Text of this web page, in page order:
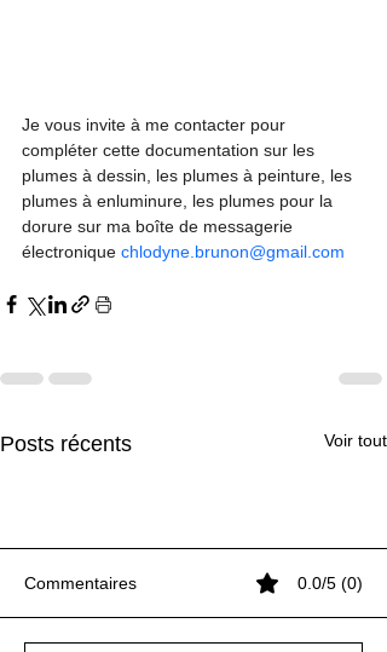
Je vous invite à me contacter pour
compléter cette documentation sur les
plumes à dessin, les plumes à peinture, les
plumes à enluminure, les plumes pour la
dorure sur ma boîte de messagerie
électronique chlodyne.brunon@gmail.com
Posts récents Voir tout
Névelon (suite)
Névelon (suite)
Commentaires 0.0/5 (0)